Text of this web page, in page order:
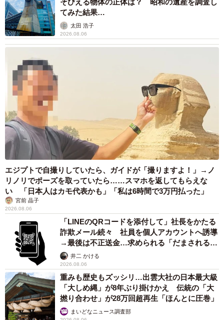
そびえる物体の正体は？ 昭和の遺産を調査し
てみた結果…
太田 浩子
2026.08.06
エジプトで自撮りしていたら、ガイドが「撮りますよ！」→ノ
リノリでポーズを取っていたら……スマホを返してもらえな
い 「日本人はカモ代表かも」「私は6時間で3万円払った」
宮前 晶子
2026.08.06
「LINEのQRコードを添付して」社長をかたる
詐欺メール続々 社員を個人アカウントへ誘導
→最後は不正送金…求められる「だまされる前
提」の対策
井二 かける
2026.08.06
重みも歴史もズッシリ…出雲大社の日本最大級
「大しめ縄」が8年ぶり掛けかえ 伝統の「大
撚り合わせ」が28万回超再生「ほんとに圧巻」
まいどなニュース調査部